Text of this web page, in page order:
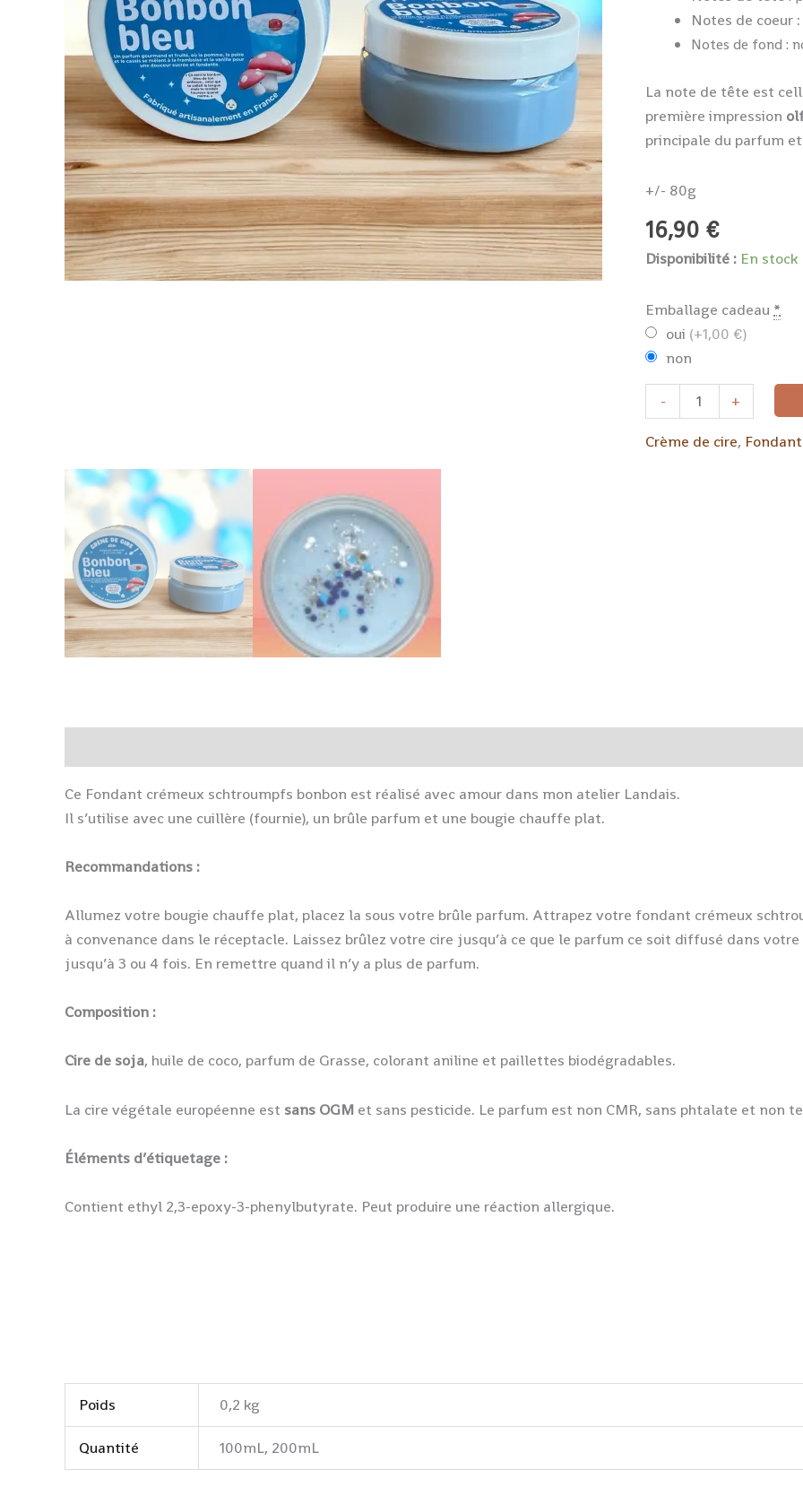
Notes de coeur
Notes de fond :
La note de tête est
première impression
principale du parfum
+/- 80g
16,90 €
Disponibilité : En stock
Emballage cadeau *
oui (+1,00 €)
non
- +
Crème de cire,
Ce Fondant crémeux schtroumpfs bonbon est réalisé avec amour dans mon atelier Landais.
Il s’utilise avec une cuillère (fournie), un brûle parfum et une bougie chauffe plat.
Recommandations :
Allumez votre bougie chauffe plat, placez la sous votre brûle parfum. Attrapez votre fondant crémeux
à convenance dans le réceptacle. Laissez brûlez votre cire jusqu’à ce que le parfum ce soit diffusé dans
jusqu’à 3 ou 4 fois. En remettre quand il n’y a plus de parfum.
Composition :
Cire de soja, huile de coco, parfum de Grasse, colorant aniline et paillettes biodégradables.
La cire végétale européenne est sans OGM et sans pesticide. Le parfum est non CMR, sans phtalate et non
Éléments d’étiquetage :
Contient ethyl 2,3-epoxy-3-phenylbutyrate. Peut produire une réaction allergique.
Poids 0,2 kg
Quantité 100mL, 200mL